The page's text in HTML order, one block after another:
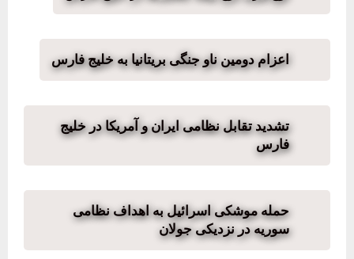
اعزام دومین ناو جنگی بریتانیا به خلیج فارس
تشدید تقابل نظامی ایران و آمریکا در خلیج
فارس
حمله موشکی اسرائیل به اهداف نظامی
سوریه در نزدیکی جولان